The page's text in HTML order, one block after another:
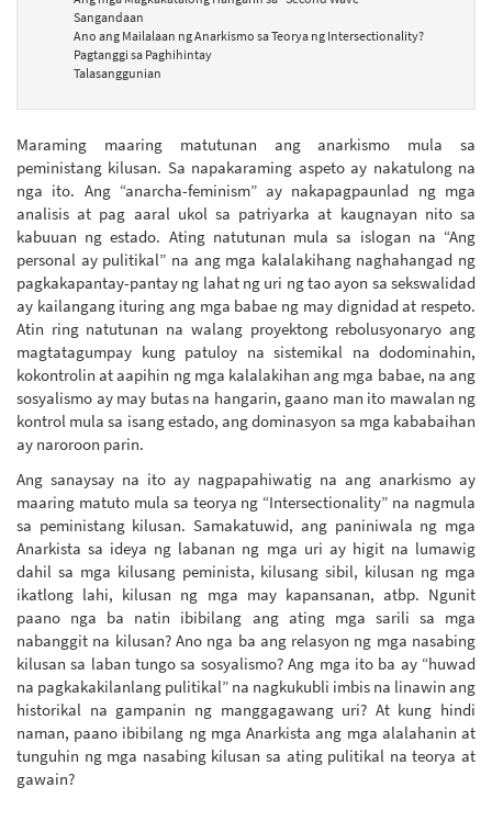
Sangandaan
Ano ang Mailalaan ng Anarkismo sa Teorya ng Intersectionality?
Pagtanggi sa Paghihintay
Talasanggunian
Maraming maaring matutunan ang anarkismo mula sa
peministang kilusan. Sa napakaraming aspeto ay nakatulong na
nga ito. Ang “anarcha-feminism” ay nakapagpaunlad ng mga
analisis at pag aaral ukol sa patriyarka at kaugnayan nito sa
kabuuan ng estado. Ating natutunan mula sa islogan na “Ang
personal ay pulitikal” na ang mga kalalakihang naghahangad ng
pagkakapantay-pantay ng lahat ng uri ng tao ayon sa sekswalidad
ay kailangang ituring ang mga babae ng may dignidad at respeto.
Atin ring natutunan na walang proyektong rebolusyonaryo ang
magtatagumpay kung patuloy na sistemikal na dodominahin,
kokontrolin at aapihin ng mga kalalakihan ang mga babae, na ang
sosyalismo ay may butas na hangarin, gaano man ito mawalan ng
kontrol mula sa isang estado, ang dominasyon sa mga kababaihan
ay naroroon parin.
Ang sanaysay na ito ay nagpapahiwatig na ang anarkismo ay
maaring matuto mula sa teorya ng “Intersectionality” na nagmula
sa peministang kilusan. Samakatuwid, ang paniniwala ng mga
Anarkista sa ideya ng labanan ng mga uri ay higit na lumawig
dahil sa mga kilusang peminista, kilusang sibil, kilusan ng mga
ikatlong lahi, kilusan ng mga may kapansanan, atbp. Ngunit
paano nga ba natin ibibilang ang ating mga sarili sa mga
nabanggit na kilusan? Ano nga ba ang relasyon ng mga nasabing
kilusan sa laban tungo sa sosyalismo? Ang mga ito ba ay “huwad
na pagkakakilanlang pulitikal” na nagkukubli imbis na linawin ang
historikal na gampanin ng manggagawang uri? At kung hindi
naman, paano ibibilang ng mga Anarkista ang mga alalahanin at
tunguhin ng mga nasabing kilusan sa ating pulitikal na teorya at
gawain?